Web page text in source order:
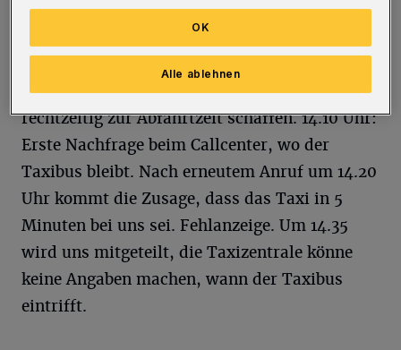
durcheinandergewürfelt.
auch fährt, so dass wir es gerade noch
rechtzeitig zur Abfahrtzeit schaffen. 14.10 Uhr:
Erste Nachfrage beim Callcenter, wo der
Taxibus bleibt. Nach erneutem Anruf um 14.20
Uhr kommt die Zusage, dass das Taxi in 5
Minuten bei uns sei. Fehlanzeige. Um 14.35
wird uns mitgeteilt, die Taxizentrale könne
keine Angaben machen, wann der Taxibus
eintrifft.
Alle ablehnen
OK